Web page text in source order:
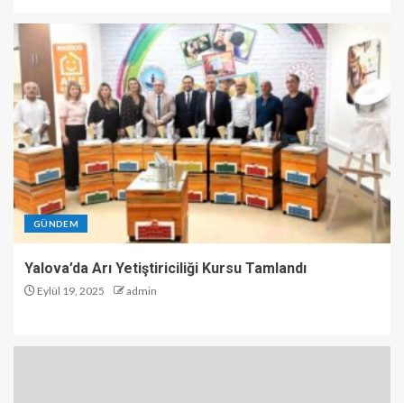
GÜNDEM
Yalova’da Arı Yetiştiriciliği Kursu Tamlandı
Eylül 19, 2025 admin